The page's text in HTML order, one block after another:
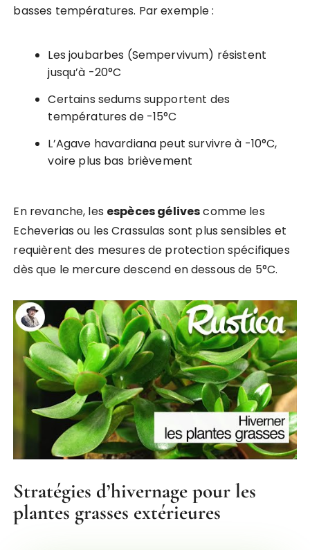
basses températures. Par exemple :
Les joubarbes (Sempervivum) résistent
jusqu’à -20°C
Certains sedums supportent des
températures de -15°C
L’Agave havardiana peut survivre à -10°C,
voire plus bas brièvement
En revanche, les espèces gélivescomme les
Echeverias ou les Crassulas sont plus sensibles et
requièrent des mesures de protection spécifiques
dès que le mercure descend en dessous de 5°C.
Stratégies d’hivernage pour les
plantes grasses extérieures